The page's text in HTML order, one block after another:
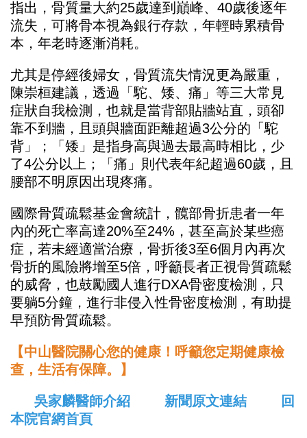
指出，骨質量大約25歲達到巔峰、40歲後逐年
流失，可將骨本視為銀行存款，年輕時累積骨
本，年老時逐漸消耗。
尤其是停經後婦女，骨質流失情況更為嚴重，
陳崇桓建議，透過「駝、矮、痛」等三大常見
症狀自我檢測，也就是當背部貼牆站直，頭卻
靠不到牆，且頭與牆面距離超過3公分的「駝
背」；「矮」是指身高與過去最高時相比，少
了4公分以上；「痛」則代表年紀超過60歲，且
腰部不明原因出現疼痛。
國際骨質疏鬆基金會統計，髖部骨折患者一年
內的死亡率高達20%至24%，甚至高於某些癌
症，若未經適當治療，骨折後3至6個月內再次
骨折的風險將增至5倍，呼籲長者正視骨質疏鬆
的威脅，也鼓勵國人進行DXA骨密度檢測，只
要躺5分鐘，進行非侵入性骨密度檢測，有助提
早預防骨質疏鬆。
【中山醫院關心您的健康！呼籲您定期健康檢
查，生活有保障。】
吳家麟醫師介紹
新聞原文連結
回
本院官網首頁